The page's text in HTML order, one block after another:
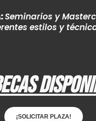
Seminarios y
estilos y
¡SOLICITAR PLAZA!